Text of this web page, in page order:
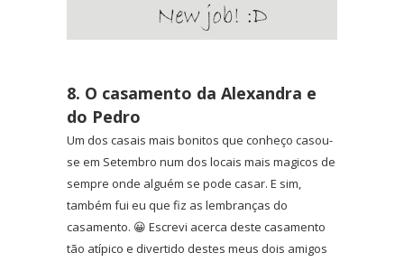
8. O casamento da Alexandra e
do Pedro
Um dos casais mais bonitos que conheço casou-
se em Setembro num dos locais mais magicos de
sempre onde alguém se pode casar. E sim,
também fui eu que fiz as lembranças do
casamento. 😀 Escrevi acerca deste casamento
tão atípico e divertido destes meus dois amigos